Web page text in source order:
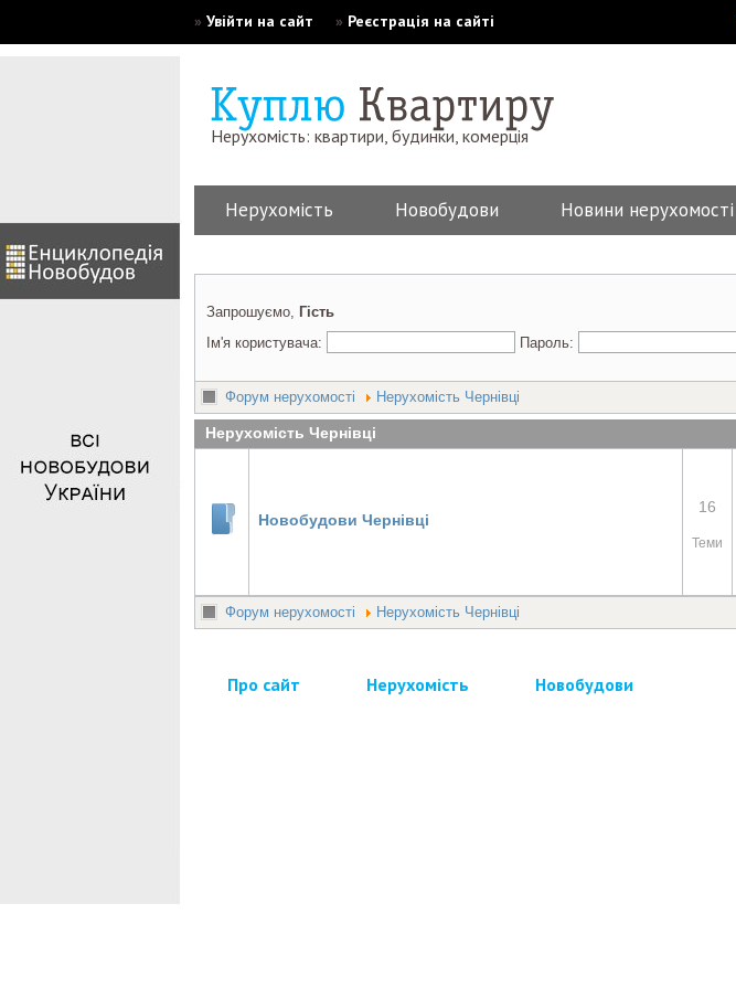
» Увійти на сайт » Реєстрація на сайті
Нерухомість: квартири, будинки, комерція
Нерухомість Новобудови Новини нерухомості
Запрошуємо, Гість
Ім'я користувача:
Пароль:
Форум нерухомості Нерухомість Чернівці
Нерухомість Чернівці
Новобудови Чернівці
16
Теми
Форум нерухомості Нерухомість Чернівці
Про сайт Нерухомість Новобудови